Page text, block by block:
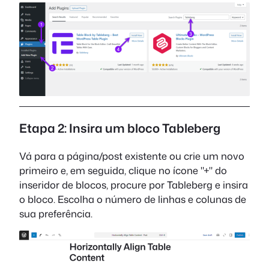
Etapa 2: Insira um bloco Tableberg
Vá para a página/post existente ou crie um novo
primeiro e, em seguida, clique no ícone "+" do
inseridor de blocos, procure por Tableberg e insira
o bloco. Escolha o número de linhas e colunas de
sua preferência.